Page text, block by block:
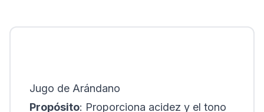
Jugo de Arándano
Propósito: Proporciona acidez y el tono